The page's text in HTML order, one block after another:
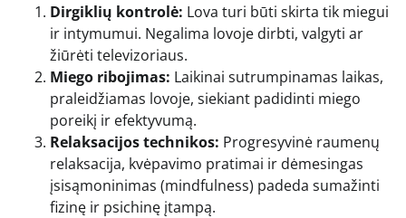
Dirgiklių kontrolė: Lova turi būti skirta tik miegui
ir intymumui. Negalima lovoje dirbti, valgyti ar
žiūrėti televizoriaus.
Miego ribojimas: Laikinai sutrumpinamas laikas,
praleidžiamas lovoje, siekiant padidinti miego
poreikį ir efektyvumą.
Relaksacijos technikos: Progresyvinė raumenų
relaksacija, kvėpavimo pratimai ir dėmesingas
įsisąmoninimas (mindfulness) padeda sumažinti
fizinę ir psichinę įtampą.